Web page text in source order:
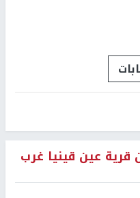
قرية عين قينيا غرب